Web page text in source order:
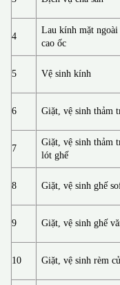
4
Lau kính mặt ngoài
cao ốc
5 Vệ sinh kính
6 Giặt, vệ sinh thảm
7
Giặt, vệ sinh thảm
lót ghế
8 Giặt, vệ sinh ghế
9 Giặt, vệ sinh ghế
10 Giặt, vệ sinh rèm